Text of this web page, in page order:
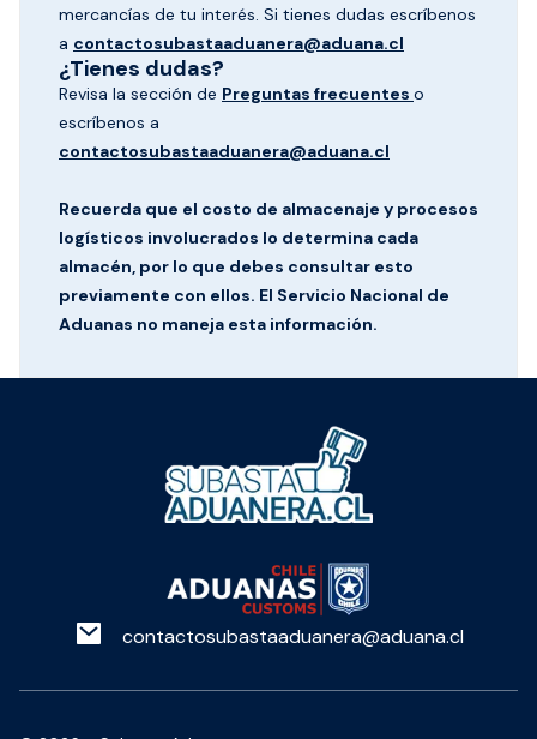
mercancías de tu interés. Si tienes dudas escríbenos
a contactosubastaaduanera@aduana.cl
¿Tienes dudas?
Revisa la sección de Preguntas frecuentes o
escríbenos a
contactosubastaaduanera@aduana.cl
Recuerda que el costo de almacenaje y procesos
logísticos involucrados lo determina cada
almacén, por lo que debes consultar esto
previamente con ellos. El Servicio Nacional de
Aduanas no maneja esta información.
contactosubastaaduanera@aduana.cl